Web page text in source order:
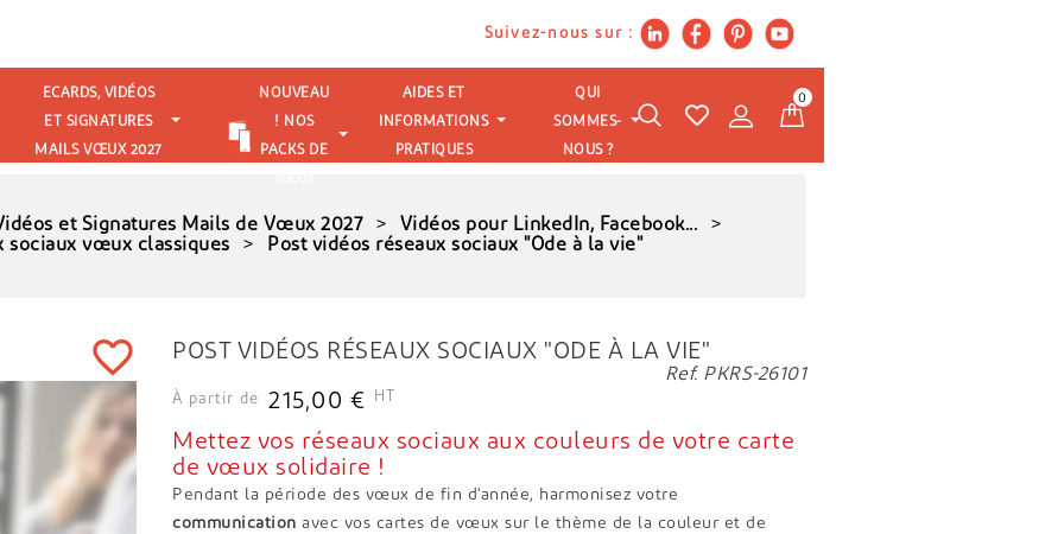
Suivez-nous sur :
ECARDS, VIDÉOS
ET SIGNATURES
MAILS VŒUX 2027
NOUVEAU
! NOS
PACKS DE
AIDES ET
INFORMATIONS
PRATIQUES
QUI
SOMMES-
NOUS ?
0
et Signatures Mails de Vœux 2027
Vidéos pour LinkedIn, Facebook...
sociaux vœux classiques
Post vidéos réseaux sociaux "Ode à la vie"
favorite_border POST VIDÉOS RÉSEAUX SOCIAUX "ODE À LA VIE"
Ref. PKRS-26101
À partir de 215,00 € HT
Mettez vos réseaux sociaux aux couleurs de votre carte
de vœux solidaire !
Pendant la période des vœux de fin d'année, harmonisez votre
communication avec vos cartes de vœux sur le thème de la couleur et de